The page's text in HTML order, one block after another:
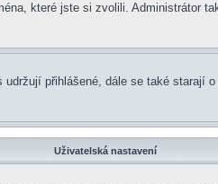
které jste si zvolili. Administrátor
přihlášené, dále se také
Uživatelská nastavení